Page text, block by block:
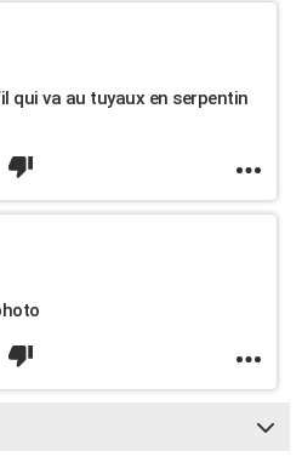
qui va au tuyaux en serpentin